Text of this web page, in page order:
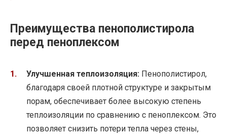
Преимущества пенополистирола
перед пеноплексом
Улучшенная теплоизоляция: Пенополистирол,
благодаря своей плотной структуре и закрытым
порам, обеспечивает более высокую степень
теплоизоляции по сравнению с пеноплексом. Это
позволяет снизить потери тепла через стены,